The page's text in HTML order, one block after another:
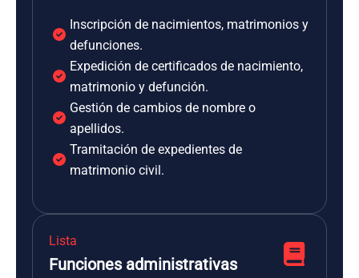
Inscripción de nacimientos, matrimonios y
defunciones.
Expedición de certificados de nacimiento,
matrimonio y defunción.
Gestión de cambios de nombre o
apellidos.
Tramitación de expedientes de
matrimonio civil.
Lista
Funciones administrativas